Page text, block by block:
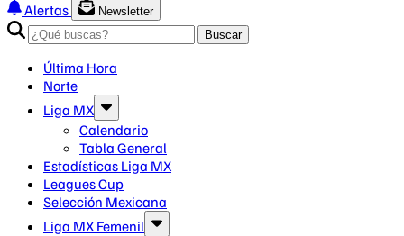
Alertas
Newsletter
Buscar
Última Hora
Norte
Liga MX
Calendario
Tabla General
Estadísticas Liga MX
Leagues Cup
Selección Mexicana
Liga MX Femenil